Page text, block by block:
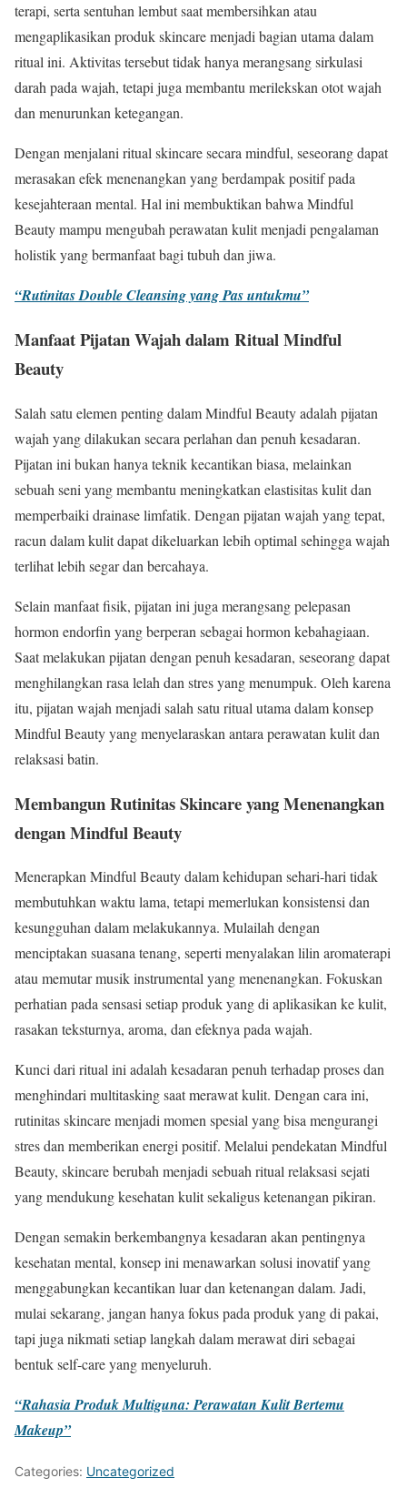
terapi, serta sentuhan lembut saat membersihkan atau
mengaplikasikan produk skincare menjadi bagian utama dalam
ritual ini. Aktivitas tersebut tidak hanya merangsang sirkulasi
darah pada wajah, tetapi juga membantu merilekskan otot wajah
dan menurunkan ketegangan.
Dengan menjalani ritual skincare secara mindful, seseorang dapat
merasakan efek menenangkan yang berdampak positif pada
kesejahteraan mental. Hal ini membuktikan bahwa Mindful
Beauty mampu mengubah perawatan kulit menjadi pengalaman
holistik yang bermanfaat bagi tubuh dan jiwa.
“Rutinitas Double Cleansing yang Pas untukmu”
Manfaat Pijatan Wajah dalam Ritual Mindful
Beauty
Salah satu elemen penting dalam Mindful Beauty adalah pijatan
wajah yang dilakukan secara perlahan dan penuh kesadaran.
Pijatan ini bukan hanya teknik kecantikan biasa, melainkan
sebuah seni yang membantu meningkatkan elastisitas kulit dan
memperbaiki drainase limfatik. Dengan pijatan wajah yang tepat,
racun dalam kulit dapat dikeluarkan lebih optimal sehingga wajah
terlihat lebih segar dan bercahaya.
Selain manfaat fisik, pijatan ini juga merangsang pelepasan
hormon endorfin yang berperan sebagai hormon kebahagiaan.
Saat melakukan pijatan dengan penuh kesadaran, seseorang dapat
menghilangkan rasa lelah dan stres yang menumpuk. Oleh karena
itu, pijatan wajah menjadi salah satu ritual utama dalam konsep
Mindful Beauty yang menyelaraskan antara perawatan kulit dan
relaksasi batin.
Membangun Rutinitas Skincare yang Menenangkan
dengan Mindful Beauty
Menerapkan Mindful Beauty dalam kehidupan sehari-hari tidak
membutuhkan waktu lama, tetapi memerlukan konsistensi dan
kesungguhan dalam melakukannya. Mulailah dengan
menciptakan suasana tenang, seperti menyalakan lilin aromaterapi
atau memutar musik instrumental yang menenangkan. Fokuskan
perhatian pada sensasi setiap produk yang di aplikasikan ke kulit,
rasakan teksturnya, aroma, dan efeknya pada wajah.
Kunci dari ritual ini adalah kesadaran penuh terhadap proses dan
menghindari multitasking saat merawat kulit. Dengan cara ini,
rutinitas skincare menjadi momen spesial yang bisa mengurangi
stres dan memberikan energi positif. Melalui pendekatan Mindful
Beauty, skincare berubah menjadi sebuah ritual relaksasi sejati
yang mendukung kesehatan kulit sekaligus ketenangan pikiran.
Dengan semakin berkembangnya kesadaran akan pentingnya
kesehatan mental, konsep ini menawarkan solusi inovatif yang
menggabungkan kecantikan luar dan ketenangan dalam. Jadi,
mulai sekarang, jangan hanya fokus pada produk yang di pakai,
tapi juga nikmati setiap langkah dalam merawat diri sebagai
bentuk self-care yang menyeluruh.
“Rahasia Produk Multiguna: Perawatan Kulit Bertemu
Makeup”
Categories: Uncategorized